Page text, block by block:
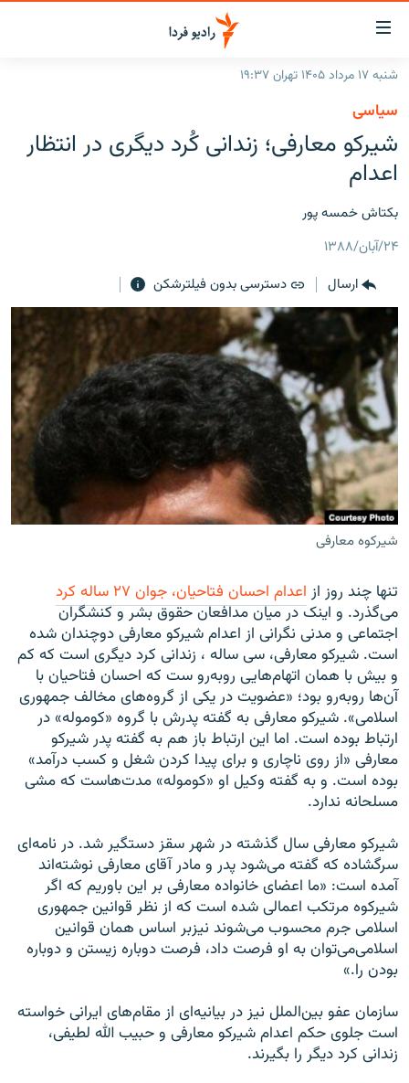
لینک‌های
قابلیت
دسترسی
بازگشت
منوی
اصلی
رفتن
به
صفحه
ایران
جهان
فرکانس‌ها
پادکست
چندرسانه‌ای
گزارش‌های تصویری
گزارش‌های ویدئویی
زنان فردا
English
به ما بپیوندید
زبان‌های دیگر
شنبه ۱۷ مرداد ۱۴۰۵ تهران ۱۹:۳۷
سیاسی
شیرکو معارفی؛ زندانی کُرد دیگری در انتظار
اعدام
بکتاش خمسه پور
۲۴/آبان/۱۳۸۸
ارسال
دسترسی بدون فیلترشکن
شیرکوه معارفی
تنها چند روز از اعدام احسان فتاحیان، جوان ۲۷ ساله کرد
می‌گذرد. و اینک در میان مدافعان حقوق بشر و کنشگران
اجتماعی و مدنی نگرانی از اعدام شیرکو معارفی دوچندان شده
است. شیرکو معارفی، سی ساله ، زندانی کرد دیگری است که کم
و بیش با همان اتهام‌هایی روبه‌رو ست که احسان فتاحیان با
آن‌ها روبه‌رو بود؛ «عضویت در یکی از گروه‌های مخالف جمهوری
اسلامی». شیرکو معارفی به گفته پدرش با گروه «کوموله» در
ارتباط بوده است. اما این ارتباط باز هم به گفته پدر شیرکو
معارفی «از روی ناچاری و برای پیدا کردن شغل و کسب درآمد»
بوده است. و به گفته وکیل او «کوموله» مدت‌هاست که مشی
مسلحانه ندارد.
شیرکو معارفی سال گذشته در شهر سقز دستگیر شد. در نامه‌ای
سرگشاده که گفته می‌شود پدر و مادر آقای معارفی نوشته‌اند
آمده است: «ما اعضای خانواده معارفی بر این باوریم که اگر
شیرکوه مرتکب اعمالی شده است که از نظر قوانین جمهوری
اسلامی‌ جرم محسوب می‌شوند نیزبر اساس همان قوانین
اسلامی‌می‌توان به او فرصت داد، فرصت دوباره زیستن و دوباره
بودن را.»
سازمان عفو بین‌الملل نیز در بیانیه‌ای از مقام‌های ایرانی خواسته
است جلوی حکم اعدام شیرکو معارفی و حبیب‌ الله لطیفی،
زندانی کرد دیگر را بگیرند.